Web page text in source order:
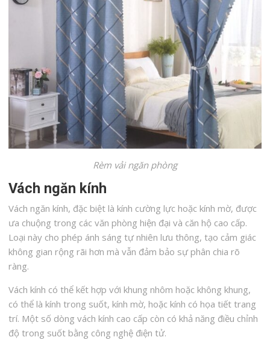
Rèm vải ngăn phòng
Vách ngăn kính
Vách ngăn kính, đặc biệt là kính cường lực hoặc kính mờ, được
ưa chuộng trong các văn phòng hiện đại và căn hộ cao cấp.
Loại này cho phép ánh sáng tự nhiên lưu thông, tạo cảm giác
không gian rộng rãi hơn mà vẫn đảm bảo sự phân chia rõ
ràng.
Vách kính có thể kết hợp với khung nhôm hoặc không khung,
có thể là kính trong suốt, kính mờ, hoặc kính có họa tiết trang
trí. Một số dòng vách kính cao cấp còn có khả năng điều chỉnh
độ trong suốt bằng công nghệ điện tử.